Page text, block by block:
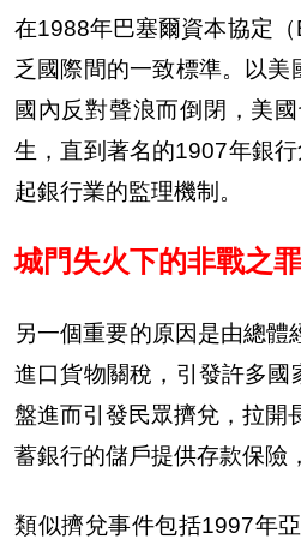
在1988年巴塞爾資本協定
乏國際間的一致標準。以
國內反對聲浪而倒閉，美
生，直到著名的1907年銀
起銀行業的監理機制。
城門失火下的非戰之罪
另一個重要的原因是由總
進口貨物關稅，引發許多
盤進而引發民眾擠兌，拉開
蓄銀行的儲戶提供存款保險
類似擠兌事件包括1997年